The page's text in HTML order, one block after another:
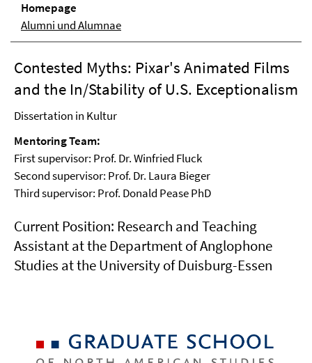
Homepage
Alumni und Alumnae
Contested Myths: Pixar's Animated Films
and the In/Stability of U.S. Exceptionalism
Dissertation in Kultur
Mentoring Team:
First supervisor: Prof. Dr. Winfried Fluck
Second supervisor: Prof. Dr. Laura Bieger
Third supervisor: Prof. Donald Pease PhD
Current Position: Research and Teaching
Assistant at the Department of Anglophone
Studies at the University of Duisburg-Essen